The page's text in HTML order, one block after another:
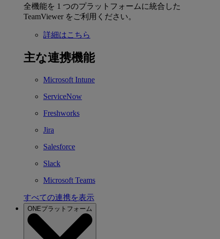
全機能を 1 つのプラットフォームに統合した
TeamViewer をご利用ください。
詳細はこちら
主な連携機能
Microsoft Intune
ServiceNow
Freshworks
Jira
Salesforce
Slack
Microsoft Teams
すべての連携を表示
ONEプラットフォーム